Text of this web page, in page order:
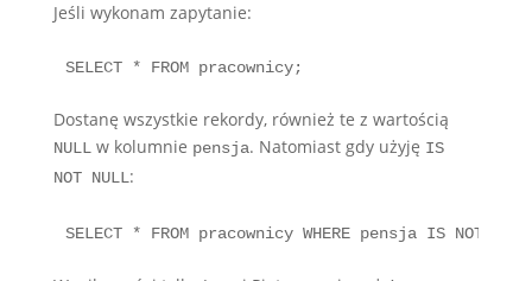
Jeśli wykonam zapytanie:
SELECT * FROM pracownicy;
Dostanę wszystkie rekordy, również te z wartością
NULLw kolumnie pensja. Natomiast gdy użyję IS
NOT NULL:
SELECT * FROM pracownicy WHERE pensja IS NOT